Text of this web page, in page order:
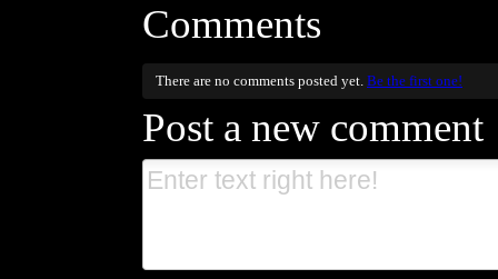
Comments
There are no comments posted yet. Be the first one!
Post a new comment